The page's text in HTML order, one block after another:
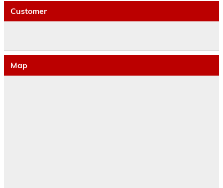
Customer
Map